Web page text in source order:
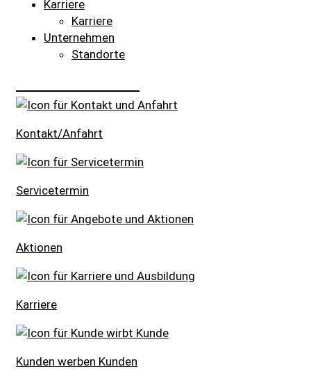
Karriere
Karriere
Unternehmen
Standorte
Kontakt/Anfahrt
Servicetermin
Aktionen
Karriere
Kunden werben Kunden